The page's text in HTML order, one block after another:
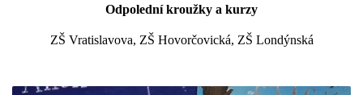
Odpolední kroužky a kurzy
ZŠ Vratislavova, ZŠ Hovorčovická, ZŠ Londýnská